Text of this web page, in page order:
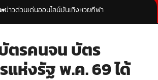
ข่าวด่วนเด่นออนไลน์บันเทิงหวยกีฬา
ตรคนจน บัตร
แห่งรัฐ พ.ค. 69 ได้